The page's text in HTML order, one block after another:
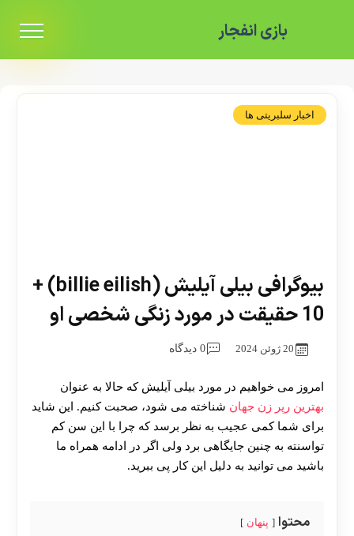
بازی انفجار
اخبار سلبریتی ها
بیوگرافی بیلی آیلیش (billie eilish) +
10 حقیقت در مورد زنگی شخصی او
20 ژوئن 2024 0 دیدگاه
امروز می خواهیم در مورد بیلی آیلیش که حالا به عنوان
بهترین رپر زن جهان شناخته می شود، صحبت کنیم. این شاید
برای شما کمی عجیب به نظر برسد که چرا با این سن کم
تواسنته به چنین جایگاهی برد ولی اگر در ادامه همراه ما
باشید می توانید به دلیل این کار پی ببرید.
محتوا پنهان